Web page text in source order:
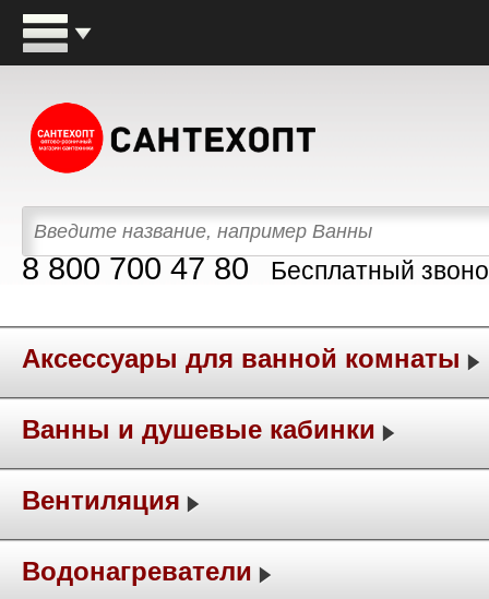
8 800 700 47 80 Бесплатный
Аксессуары для ванной комнаты
Ванны и душевые кабинки
Вентиляция
Водонагреватели